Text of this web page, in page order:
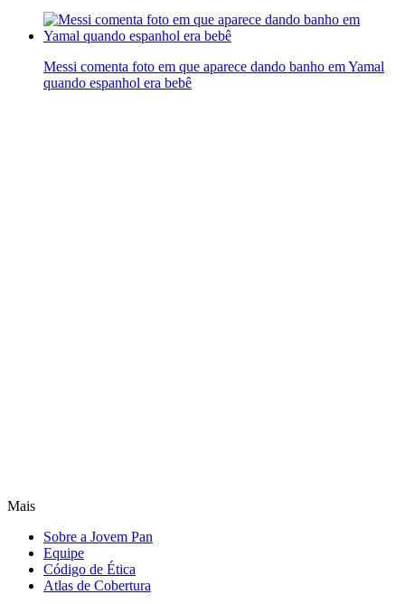
Messi comenta foto em que aparece dando banho em Yamal
quando espanhol era bebê
Mais
Sobre a Jovem Pan
Equipe
Código de Ética
Atlas de Cobertura